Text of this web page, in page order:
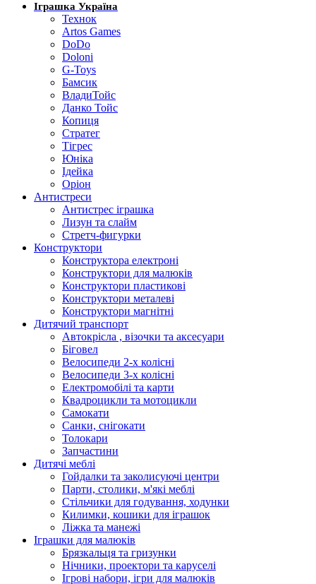
Іграшка Україна
Технок
Artos Games
DoDo
Doloni
G-Toys
Бамсик
ВладиТойс
Данко Тойс
Копиця
Стратег
Тігрес
Юніка
Ідейка
Оріон
Антистреси
Антистрес іграшка
Лизун та слайм
Стретч-фигурки
Конструктори
Конструктора електроні
Конструктори для малюків
Конструктори пластикові
Конструктори металеві
Конструктори магнітні
Дитячий транспорт
Автокрісла , візочки та аксесуари
Біговел
Велосипеди 2-х колісні
Велосипеди 3-х колісні
Електромобілі та карти
Квадроцикли та мотоцикли
Самокати
Санки, снігокати
Толокари
Запчастини
Дитячі меблі
Гойдалки та заколисуючі центри
Парти, столики, м'які меблі
Стільчики для годування, ходунки
Килимки, кошики для іграшок
Ліжка та манежі
Іграшки для малюків
Брязкальця та гризунки
Нічники, проектори та каруселі
Ігрові набори, ігри для малюків